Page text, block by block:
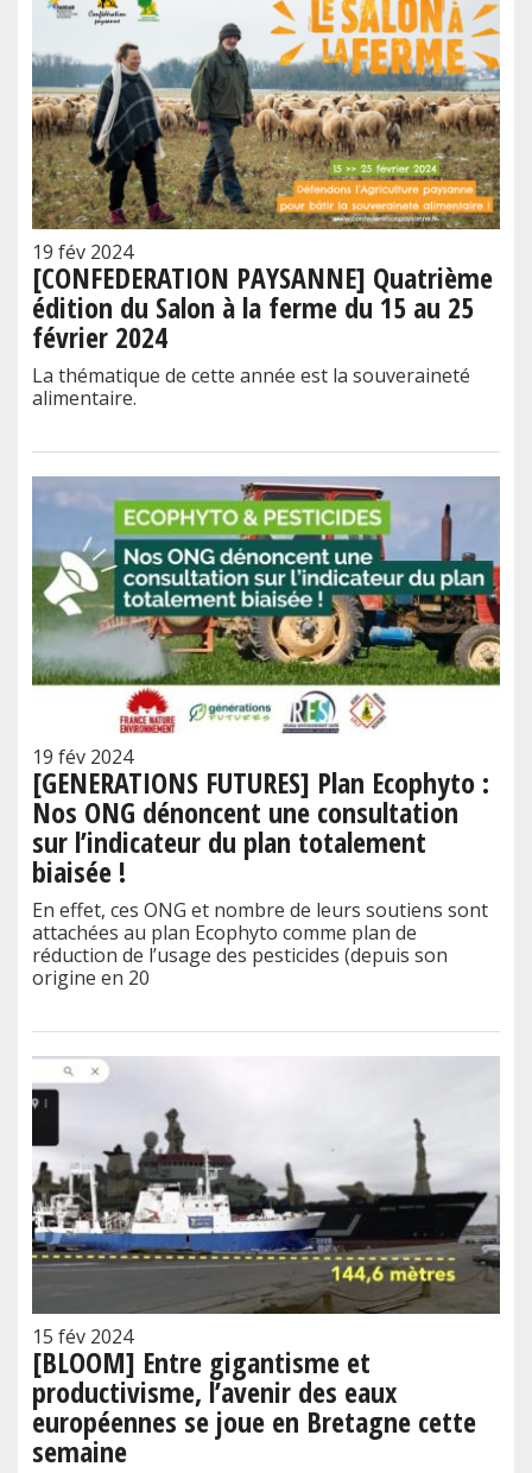
19 fév 2024
[CONFEDERATION PAYSANNE] Quatrième
édition du Salon à la ferme du 15 au 25
février 2024
La thématique de cette année est la souveraineté
alimentaire.
19 fév 2024
[GENERATIONS FUTURES] Plan Ecophyto :
Nos ONG dénoncent une consultation
sur l’indicateur du plan totalement
biaisée !
En effet, ces ONG et nombre de leurs soutiens sont
attachées au plan Ecophyto comme plan de
réduction de l’usage des pesticides (depuis son
origine en 20
15 fév 2024
[BLOOM] Entre gigantisme et
productivisme, l’avenir des eaux
européennes se joue en Bretagne cette
semaine